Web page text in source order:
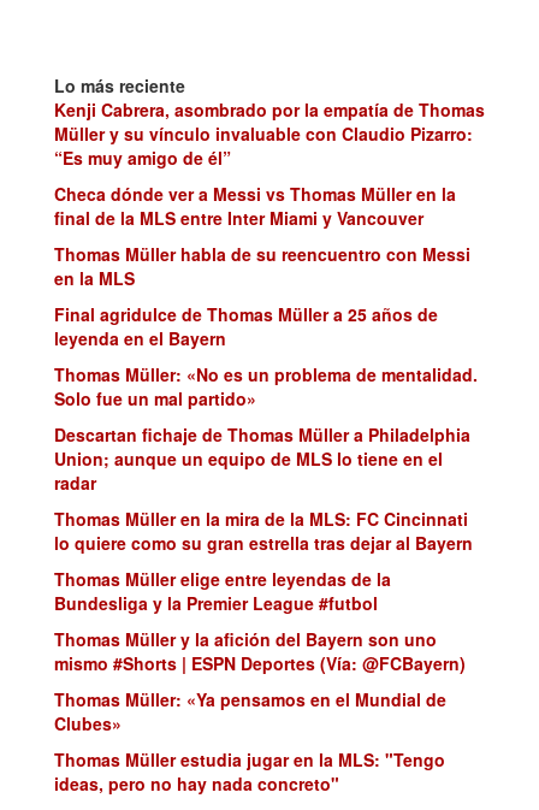
Lo más reciente
Kenji Cabrera, asombrado por la empatía de Thomas
Müller y su vínculo invaluable con Claudio Pizarro:
“Es muy amigo de él”
Checa dónde ver a Messi vs Thomas Müller en la
final de la MLS entre Inter Miami y Vancouver
Thomas Müller habla de su reencuentro con Messi
en la MLS
Final agridulce de Thomas Müller a 25 años de
leyenda en el Bayern
Thomas Müller: «No es un problema de mentalidad.
Solo fue un mal partido»
Descartan fichaje de Thomas Müller a Philadelphia
Union; aunque un equipo de MLS lo tiene en el
radar
Thomas Müller en la mira de la MLS: FC Cincinnati
lo quiere como su gran estrella tras dejar al Bayern
Thomas Müller elige entre leyendas de la
Bundesliga y la Premier League #futbol
Thomas Müller y la afición del Bayern son uno
mismo #Shorts | ESPN Deportes (Vía: @FCBayern)
Thomas Müller: «Ya pensamos en el Mundial de
Clubes»
Thomas Müller estudia jugar en la MLS: "Tengo
ideas, pero no hay nada concreto"